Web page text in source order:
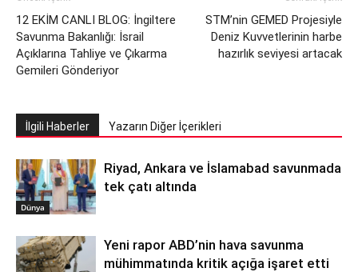
12 EKİM CANLI BLOG: İngiltere
Savunma Bakanlığı: İsrail
Açıklarına Tahliye ve Çıkarma
Gemileri Gönderiyor
STM’nin GEMED Projesiyle
Deniz Kuvvetlerinin harbe
hazırlık seviyesi artacak
İlgili Haberler Yazarın Diğer İçerikleri
Dünya
Riyad, Ankara ve İslamabad savunmada
tek çatı altında
Yeni rapor ABD’nin hava savunma
mühimmatında kritik açığa işaret etti